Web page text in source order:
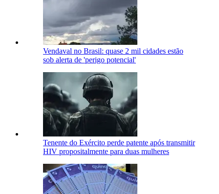
Vendaval no Brasil: quase 2 mil cidades estão
sob alerta de 'perigo potencial'
Tenente do Exército perde patente após transmitir
HIV propositalmente para duas mulheres